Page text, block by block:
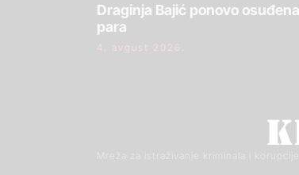
Draginja Bajić ponovo
para
4. avgust 2026.
Mreža za istraživanje kriminala i korupcije